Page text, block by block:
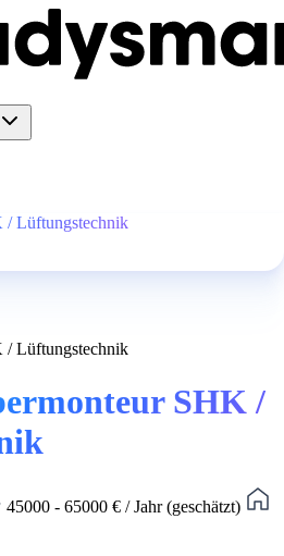
/ Lüftungstechnik
/ Lüftungstechnik
SHK /
45000 - 65000 € / Jahr (geschätzt)